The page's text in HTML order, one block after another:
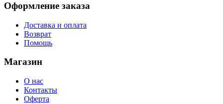
Оформление заказа
Доставка и оплата
Возврат
Помощь
Магазин
О нас
Контакты
Оферта